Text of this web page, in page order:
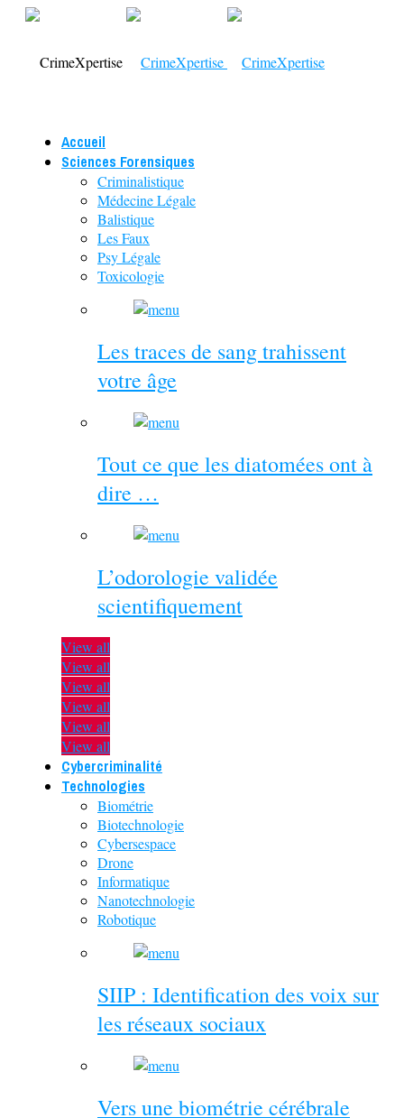
Accueil
Sciences Forensiques
Criminalistique
Médecine Légale
Balistique
Les Faux
Psy Légale
Toxicologie
Les traces de sang trahissent
votre âge
Tout ce que les diatomées ont à
dire …
L’odorologie validée
scientifiquement
View all
View all
View all
View all
View all
View all
Cybercriminalité
Technologies
Biométrie
Biotechnologie
Cybersespace
Drone
Informatique
Nanotechnologie
Robotique
SIIP : Identification des voix sur
les réseaux sociaux
Vers une biométrie cérébrale